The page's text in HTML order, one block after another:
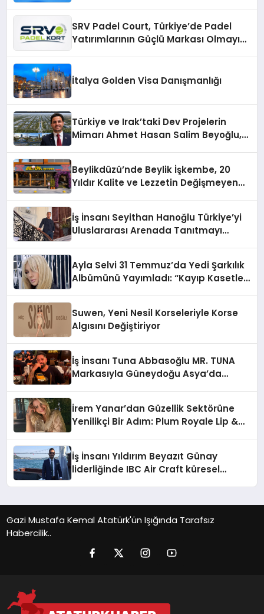
SRV Padel Court, Türkiye’de Padel
Yatırımlarının Güçlü Markası Olmayı
İtalya Golden Visa Danışmanlığı
Türkiye ve Irak’taki Dev Projelerin
Mimarı Ahmet Hasan Salim Beyoğlu,
Hayata Geçirecek
Beylikdüzü’nde Beylik İşkembe, 20
Yıldır Kalite ve Lezzetin Değişmeyen
İş İnsanı Seyithan Hanoğlu Türkiye’yi
Uluslararası Arenada Tanıtmayı
Ayla Selvi 31 Temmuz’da Yedi Şarkılık
Albümünü Yayımladı: “Kayıp Kasetler
Suwen, Yeni Nesil Korseleriyle Korse
Algısını Değiştiriyor
İş İnsanı Tuna Abbasoğlu MR. TUNA
Markasıyla Güneydoğu Asya’da
İrem Yanar’dan Güzellik Sektörüne
Yenilikçi Bir Adım: Plum Royale Lip &
İş İnsanı Yıldırım Beyazıt Günay
liderliğinde IBC Air Craft küresel
Gazi Mustafa Kemal Atatürk'ün Işığında Tarafsız
Habercilik..